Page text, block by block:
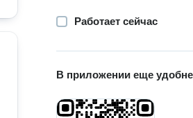
Работает сейчас
В приложении еще